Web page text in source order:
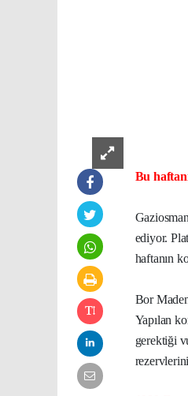
Bu
ediyor.
haftanın
Bor
Yapılan
gerektiği